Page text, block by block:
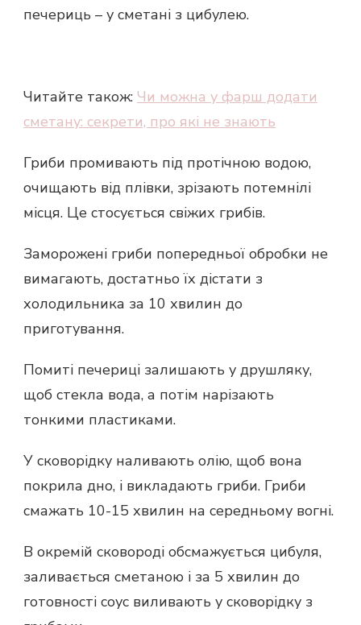
печериць – у сметані з цибулею.
Читайте також: Чи можна у фарш додати
сметану: секрети, про які не знають
Гриби промивають під протічною водою,
очищають від плівки, зрізають потемнілі
місця. Це стосується свіжих грибів.
Заморожені гриби попередньої обробки не
вимагають, достатньо їх дістати з
холодильника за 10 хвилин до
приготування.
Помиті печериці залишають у друшляку,
щоб стекла вода, а потім нарізають
тонкими пластиками.
У сковорідку наливають олію, щоб вона
покрила дно, і викладають гриби. Гриби
смажать 10-15 хвилин на середньому вогні.
В окремій сковороді обсмажується цибуля,
заливається сметаною і за 5 хвилин до
готовності соус виливають у сковорідку з